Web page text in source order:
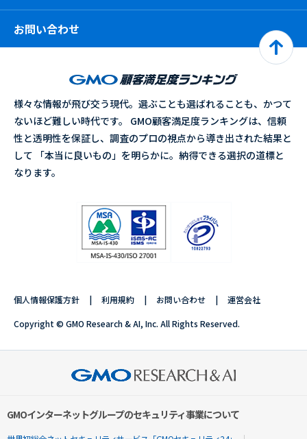
お問い合わせ
様々な情報が飛び交う現代。選ぶことも選ばれることも、かつて
ないほど難しい時代です。 GMO顧客満足度ランキングは、信頼
性と透明性を保証し、調査のプロの視点から導き出された結果と
して 「本当に良いもの」を明らかに。納得できる選択の道標と
なります。
個人情報保護方針 利用規約 お問い合わせ 運営会社
Copyright © GMO Research & AI, Inc. All Rights Reserved.
GMOインターネットグループのセキュリティ事業について